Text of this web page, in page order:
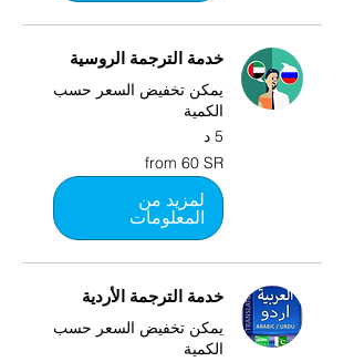
خدمة الترجمة الروسية
يمكن تخفيض السعر حسب
الكمية
5 د
from
60
SR
from 60 SR
لمزيد من
المعلومات
خدمة الترجمة الأردية
يمكن تخفيض السعر حسب
الكمية